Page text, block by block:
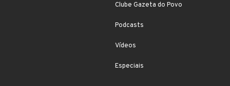
Clube Gazeta do Povo
Podcasts
Vídeos
Especiais